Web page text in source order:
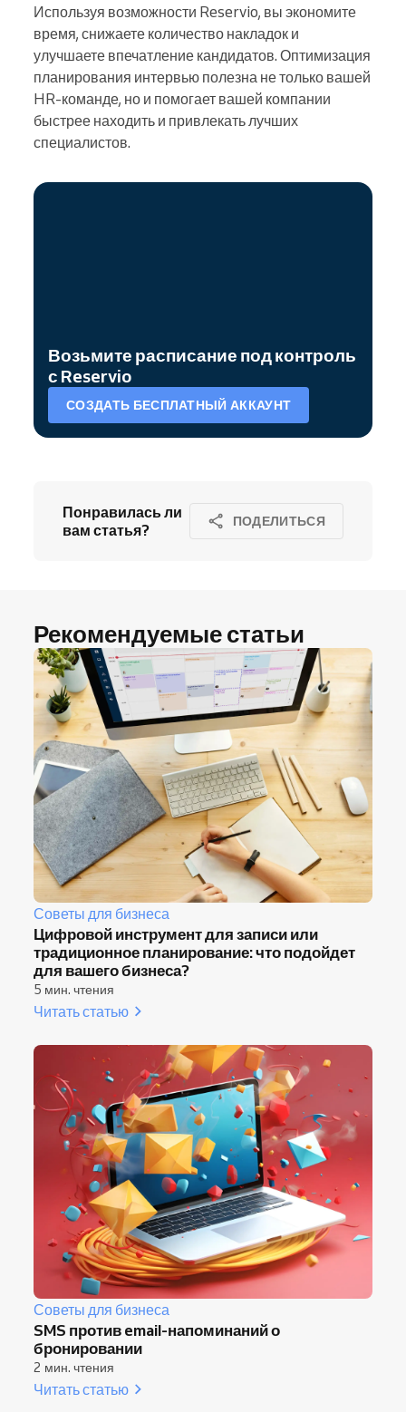
Используя возможности Reservio, вы экономите
время, снижаете количество накладок и
улучшаете впечатление кандидатов. Оптимизация
планирования интервью полезна не только вашей
HR-команде, но и помогает вашей компании
быстрее находить и привлекать лучших
специалистов.
Возьмите расписание под контроль
с Reservio
СОЗДАТЬ БЕСПЛАТНЫЙ АККАУНТ
Понравилась ли
вам статья?
ПОДЕЛИТЬСЯ
Рекомендуемые статьи
Советы для бизнеса
Цифровой инструмент для записи или
традиционное планирование: что подойдет
для вашего бизнеса?
5 мин. чтения
Читать статью
Советы для бизнеса
SMS против email-напоминаний о
бронировании
2 мин. чтения
Читать статью